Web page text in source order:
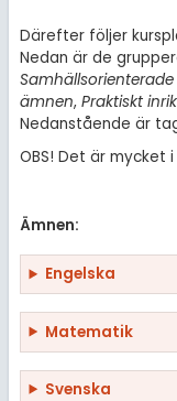
Därefter följer
Nedan är de
ämnen, Praktiskt
Nedanstående är
OBS! Det är mycket
Ämnen:
Engelska
Matematik
Svenska